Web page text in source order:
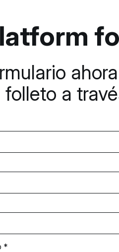
a
*